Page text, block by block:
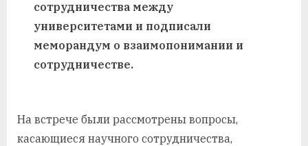
сотрудничества между
университетами и подписали
меморандум о взаимопонимании и
сотрудничестве.
На встрече были рассмотрены вопросы,
касающиеся научного сотрудничества,